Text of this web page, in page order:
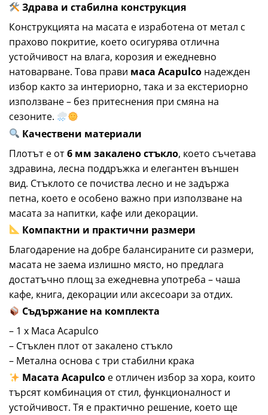
Здрава и стабилна конструкция
Конструкцията на масата е изработена от метал с
прахово покритие, което осигурява отлична
устойчивост на влага, корозия и ежедневно
натоварване. Това прави маса Acapulco надежден
избор както за интериорно, така и за екстериорно
използване – без притеснения при смяна на
сезоните.
Качествени материали
Плотът е от6 мм закалено стъкло, което съчетава
здравина, лесна поддръжка и елегантен външен
вид. Стъклото се почиства лесно и не задържа
петна, което е особено важно при използване на
масата за напитки, кафе или декорации.
Компактни и практични размери
Благодарение на добре балансираните си размери,
масата не заема излишно място, но предлага
достатъчно площ за ежедневна употреба – чаша
кафе, книга, декорации или аксесоари за отдих.
Съдържание на комплекта
– 1 х Маса Acapulco
– Стъклен плот от закалено стъкло
– Метална основа с три стабилни крака
Масата Acapulco е отличен избор за хора, които
търсят комбинация от стил, функционалност и
устойчивост. Тя е практично решение, което ще